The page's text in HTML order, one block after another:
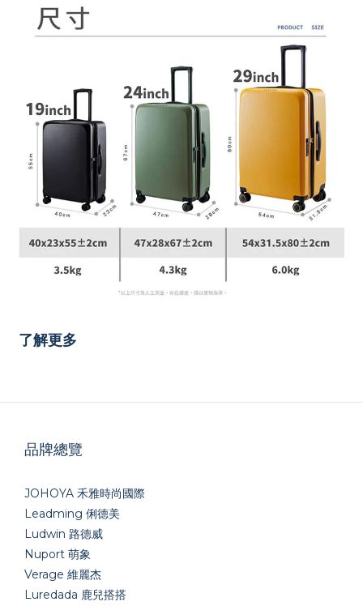
了解更多
品牌總覽
JOHOYA 禾雅時尚國際
Leadming 俐德美
Ludwin 路德威
Nuport 萌象
Verage 維麗杰
Luredada 鹿兒搭搭